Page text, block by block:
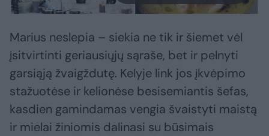
Marius neslepia – siekia ne tik ir šiemet vėl
įsitvirtinti geriausiųjų sąraše, bet ir pelnyti
garsiąją žvaigždutę. Kelyje link jos įkvėpimo
stažuotėse ir kelionėse besisemiantis šefas,
kasdien gamindamas vengia švaistyti maistą
ir mielai žiniomis dalinasi su būsimais